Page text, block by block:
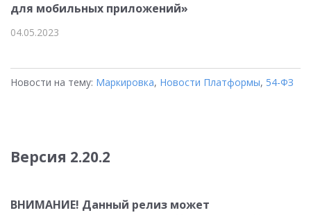
для мобильных приложений»
04.05.2023
Новости на тему: Маркировка, Новости Платформы, 54-ФЗ
Версия 2.20.2
ВНИМАНИЕ! Данный релиз может